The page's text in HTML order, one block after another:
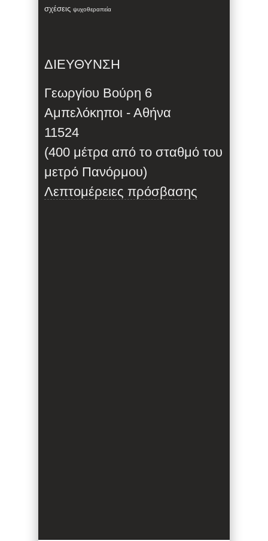
σχέσεις ψυχοθεραπεία
ΔΙΕΥΘΥΝΣΗ
Γεωργίου Βούρη 6
Αμπελόκηποι - Αθήνα
11524
(400 μέτρα από το σταθμό του
μετρό Πανόρμου)
Λεπτομέρειες πρόσβασης